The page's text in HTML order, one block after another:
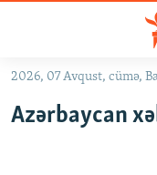
Əsas
qayıt
2026, 07 Avqust, cümə,
Azərbaycan